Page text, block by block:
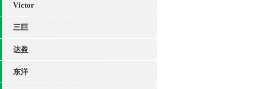
Victor
三巨
达盈
东洋